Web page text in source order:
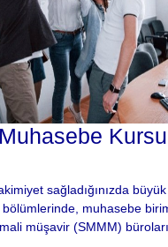
sağladığınızda
muhasebe
müşavir (SMMM)